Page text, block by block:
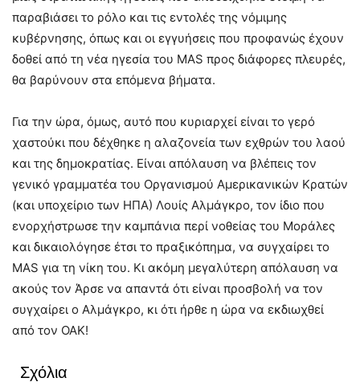
παραβιάσει το ρόλο και τις εντολές της νόμιμης
κυβέρνησης, όπως και οι εγγυήσεις που προφανώς έχουν
δοθεί από τη νέα ηγεσία του MAS προς διάφορες πλευρές,
θα βαρύνουν στα επόμενα βήματα.
Για την ώρα, όμως, αυτό που κυριαρχεί είναι το γερό
χαστούκι που δέχθηκε η αλαζονεία των εχθρών του λαού
και της δημοκρατίας. Είναι απόλαυση να βλέπεις τον
γενικό γραμματέα του Οργανισμού Αμερικανικών Κρατών
(και υποχείριο των ΗΠΑ) Λουίς Αλμάγκρο, τον ίδιο που
ενορχήστρωσε την καμπάνια περί νοθείας του Μοράλες
και δικαιολόγησε έτσι το πραξικόπημα, να συγχαίρει το
MAS για τη νίκη του. Κι ακόμη μεγαλύτερη απόλαυση να
ακούς τον Άρσε να απαντά ότι είναι προσβολή να τον
συγχαίρει ο Αλμάγκρο, κι ότι ήρθε η ώρα να εκδιωχθεί
από τον ΟΑΚ!
Σχόλια